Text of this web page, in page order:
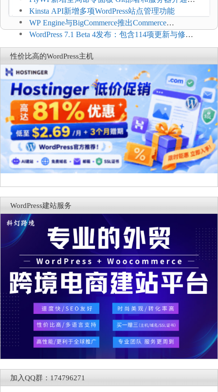
方便
Kinsta API新增多项WordPress站点管理功能
WP Engine与BigCommerce推出Commerce
Connect：WordPress商店可保留前台体验并扩展电
商能力
WordPress 7.1 Beta 4发布：包含114项更新与修
复，仅建议在测试环境体验
性价比高的WordPress主机
WordPress建站服务
加入QQ群：174796271